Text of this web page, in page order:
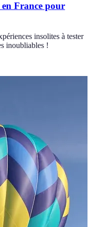
en France pour
insolites à tester
inoubliables !